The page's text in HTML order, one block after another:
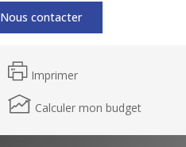
Nous contacter
Imprimer
Calculer mon budget